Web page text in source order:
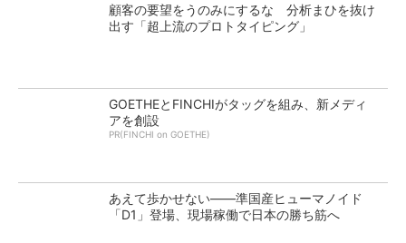
顧客の要望をうのみにするな 分析まひを抜け
出す「超上流のプロトタイピング」
GOETHEとFINCHIがタッグを組み、新メディ
アを創設
PR(FINCHI on GOETHE)
あえて歩かせない――準国産ヒューマノイド
「D1」登場、現場稼働で日本の勝ち筋へ